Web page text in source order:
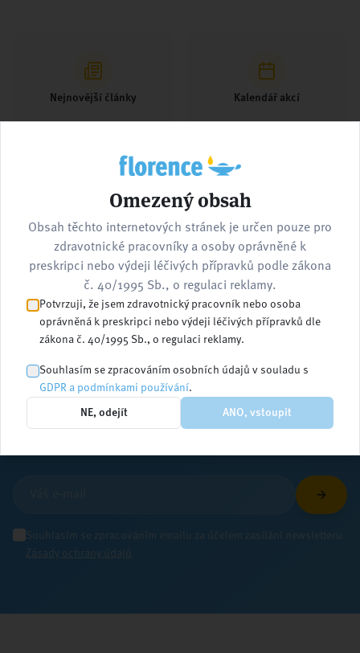
Nejnovější články Kalendář akcí
Zůstaňte v obraze
Přihlaste se k odběru newsletteru a dostávejte
Souhlasím se zpracováním emailu za účelem zasílání newsletteru.
Zásady ochrany údajů
Omezený obsah
Obsah těchto internetových stránek je určen pouze pro
zdravotnické pracovníky a osoby oprávněné k
preskripci nebo výdeji léčivých přípravků podle zákona
č. 40/1995 Sb., o regulaci reklamy.
Potvrzuji, že jsem zdravotnický pracovník nebo osoba
oprávněná k preskripci nebo výdeji léčivých přípravků dle
zákona č. 40/1995 Sb., o regulaci reklamy.
Souhlasím se zpracováním osobních údajů v souladu s
GDPR a podmínkami používání.
NE, odejít ANO, vstoupit